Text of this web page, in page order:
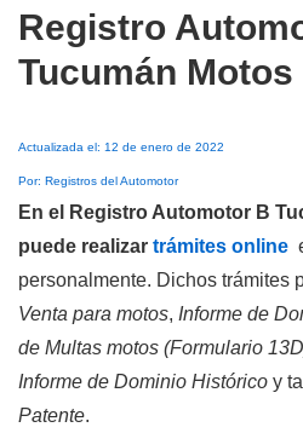
Registro
Tucumán Motos
Actualizada el: 12 de enero de 2022
Por: Registros del Automotor
En el Registro Automotor B
puede realizar trámites online
personalmente. Dichos trámites
Venta para motos, Informe de
de Multas motos (Formulario
Informe de Dominio Histórico y
Patente.